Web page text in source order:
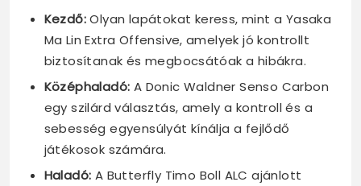
Kezdő:Olyan lapátokat keress, mint a Yasaka
Ma Lin Extra Offensive, amelyek jó kontrollt
biztosítanak és megbocsátóak a hibákra.
Középhaladó: A Donic Waldner Senso Carbon
egy szilárd választás, amely a kontroll és a
sebesség egyensúlyát kínálja a fejlődő
játékosok számára.
Haladó: A Butterfly Timo Boll ALC ajánlott